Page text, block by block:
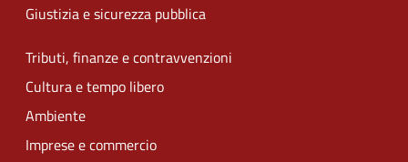
Giustizia e sicurezza pubblica
Tributi, finanze e contravvenzioni
Cultura e tempo libero
Ambiente
Imprese e commercio